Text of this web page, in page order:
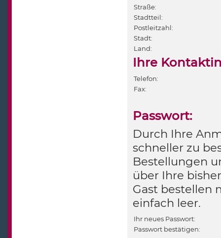
Straße:
Stadtteil:
Postleitzahl:
Stadt:
Land:
Ihre
Telefon:
Fax:
Passwort:
Durch Ihre
schneller zu
Bestellungen
über Ihre
Gast bestellen
einfach leer.
Ihr neues Passwort:
Passwort bestätigen: